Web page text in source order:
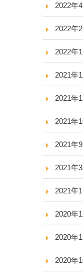
2022年4
2022年2
2022年1
2021年
2021年
2021年
2021年9
2021年3
2021年1
2020年
2020年
2020年